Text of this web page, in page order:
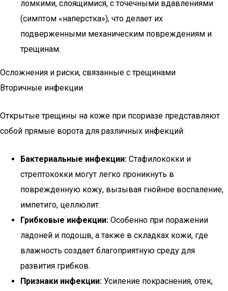
ломкими, слоящимися, с точечными вдавлениями
(симптом «наперстка»), что делает их
подверженными механическим повреждениям и
трещинам.
Осложнения и риски, связанные с трещинами
Вторичные инфекции
Открытые трещины на коже при псориазе представляют
собой прямые ворота для различных инфекций:
Бактериальные инфекции: Стафилококки и
стрептококки могут легко проникнуть в
поврежденную кожу, вызывая гнойное воспаление,
импетиго, целлюлит.
Грибковые инфекции: Особенно при поражении
ладоней и подошв, а также в складках кожи, где
влажность создает благоприятную среду для
развития грибков.
Признаки инфекции: Усиление покраснения, отек,